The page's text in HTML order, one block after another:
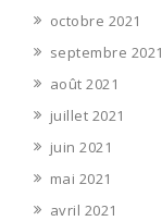
octobre 2021
septembre 2021
août 2021
juillet 2021
juin 2021
mai 2021
avril 2021